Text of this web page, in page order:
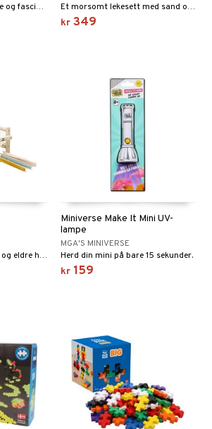
Den magiske, formbare og fascinerende sanden!
Et morsomt lekesett med sand og flere tilbehør.
kr 349
Perfekt for både yngre og eldre håndverkere!
Miniverse Make It Mini UV-
lampe
MGA'S MINIVERSE
Herd din mini på bare 15 sekunder.
kr 159